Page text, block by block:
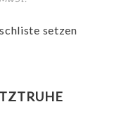
setzen